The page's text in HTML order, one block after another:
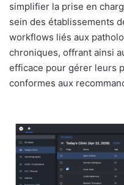
simplifier la prise en
sein des établissements
workflows liés aux
chroniques, offrant ainsi
efficace pour gérer leurs
conformes aux